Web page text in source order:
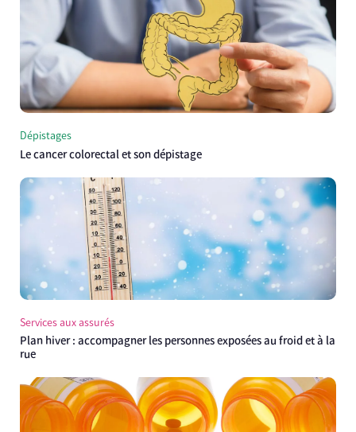
Dépistages
Le cancer colorectal et son dépistage
Services aux assurés
Plan hiver : accompagner les personnes exposées au froid et à la
rue